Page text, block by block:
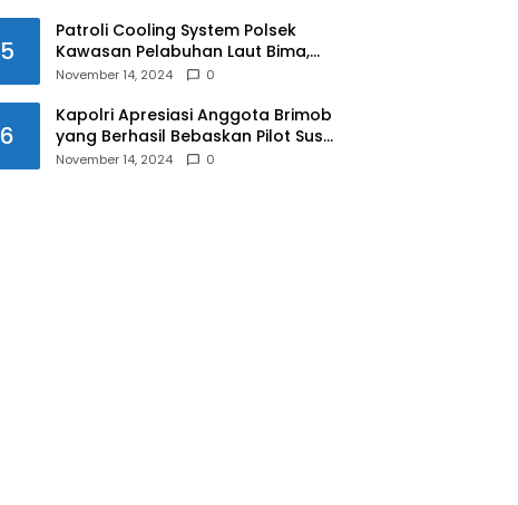
5
Patroli Cooling System Polsek
Kawasan Pelabuhan Laut Bima,
Ciptakan Pilkada Serentak 2024
November 14, 2024 0
6
Kapolri Apresiasi Anggota Brimob
yang Berhasil Bebaskan Pilot Susi
Air Korban Penyanderaan KKB
November 14, 2024 0